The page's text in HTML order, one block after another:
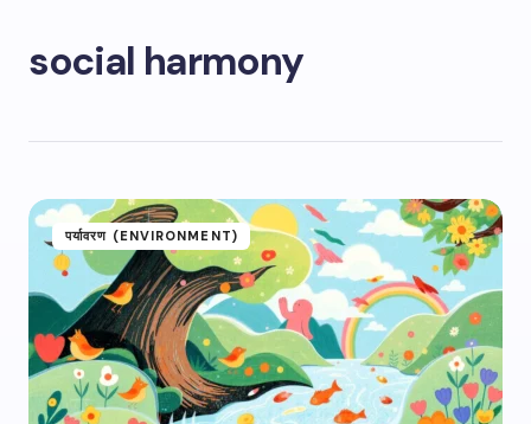
social harmony
पर्यावरण (ENVIRONMENT)